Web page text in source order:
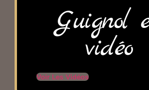
Guignol
vidéo
Voir Les Vidéos